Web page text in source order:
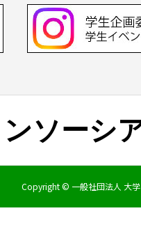
ソーシ
Copyright © 一般社団法人 大